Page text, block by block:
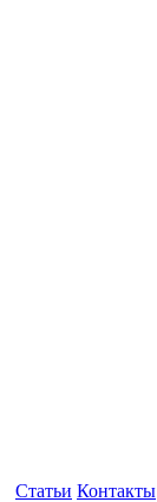
Статьи Контакты